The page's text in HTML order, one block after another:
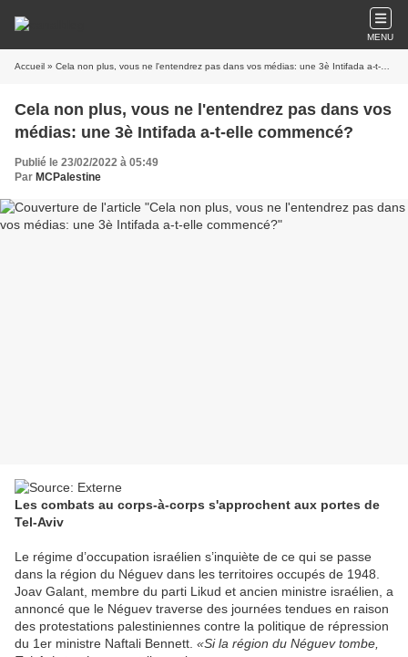
MENU
Accueil » Cela non plus, vous ne l'entendrez pas dans vos médias: une 3è Intifada a-t-elle commencé?
Cela non plus, vous ne l'entendrez pas dans vos
médias: une 3è Intifada a-t-elle commencé?
Publié le 23/02/2022 à 05:49
Par MCPalestine
Les combats au corps-à-corps s'approchent aux portes de
Tel-Aviv
Le régime d’occupation israélien s’inquiète de ce qui se passe
dans la région du Néguev dans les territoires occupés de 1948.
Joav Galant, membre du parti Likud et ancien ministre israélien, a
annoncé que le Néguev traverse des journées tendues en raison
des protestations palestiniennes contre la politique de répression
du 1er ministre Naftali Bennett. «Si la région du Néguev tombe,